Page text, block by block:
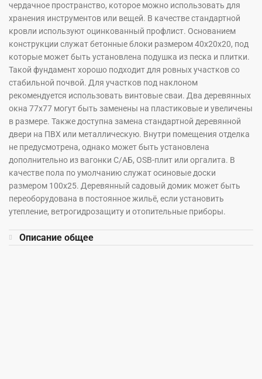
чердачное пространство, которое можно использовать для
хранения инструментов или вещей. В качестве стандартной
кровли используют оцинкованный профлист. Основанием
конструкции служат бетонные блоки размером 40х20х20, под
которые может быть установлена подушка из песка и плитки.
Такой фундамент хорошо подходит для ровных участков со
стабильной почвой. Для участков под наклоном
рекомендуется использовать винтовые сваи. Два деревянных
окна 77х77 могут быть заменены на пластиковые и увеличены
в размере. Также доступна замена стандартной деревянной
двери на ПВХ или металлическую. Внутри помещения отделка
не предусмотрена, однако может быть установлена
дополнительно из вагонки С/АБ, OSB-плит или оргалита. В
качестве пола по умолчанию служат осиновые доски
размером 100х25. Деревянный садовый домик может быть
переоборудована в постоянное жильё, если установить
утепление, ветрогидрозащиту и отопительные приборы.
Описание общее